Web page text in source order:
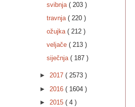
svibnja ( 203 )
travnja ( 220 )
ožujka ( 212 )
veljače ( 213 )
siječnja ( 187 )
► 2017 ( 2573 )
► 2016 ( 1604 )
► 2015 ( 4 )